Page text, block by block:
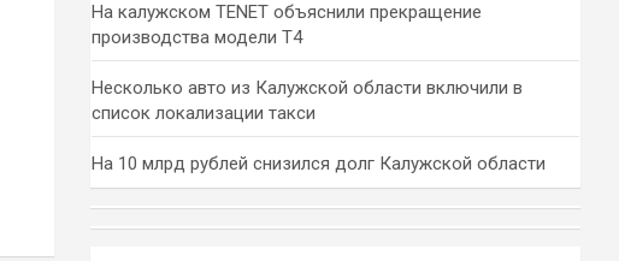
На калужском TENET объяснили прекращение
производства модели T4
Несколько авто из Калужской области включили в
список локализации такси
На 10 млрд рублей снизился долг Калужской области